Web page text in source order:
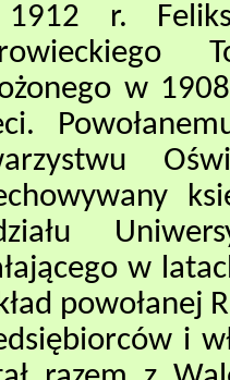
r. Feliks
w
w
powołanej
i